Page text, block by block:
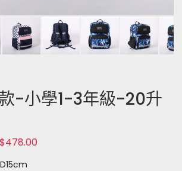
-小學1-3年級-20升